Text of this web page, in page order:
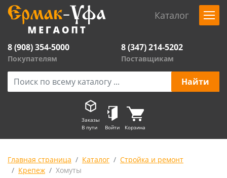
Каталог
8 (908) 354-5000
Покупателям
8 (347) 214-5202
Поставщикам
Заказы
В пути
Войти Корзина
Главная страница Каталог
Стройка и ремонт
Крепеж
Хомуты